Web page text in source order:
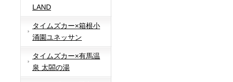
LAND
タイムズカー×箱根小
涌園ユネッサン
タイムズカー×有馬温
泉 太閤の湯